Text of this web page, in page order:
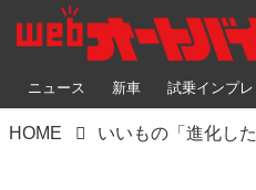
ニュース 新車 試乗インプレ
HOME